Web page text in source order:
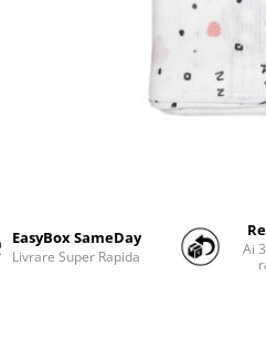
EasyBox SameDay
Livrare Super Rapida
Ai